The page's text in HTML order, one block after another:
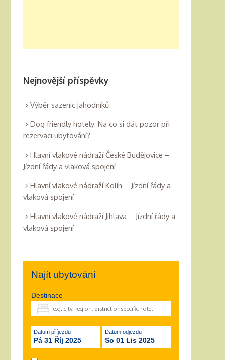
Nejnovější příspěvky
Výběr sazenic jahodníků
Dog friendly hotely: Na co si dát pozor při
rezervaci ubytování?
Hlavní vlakové nádraží České Budějovice –
Jízdní řády a vlaková spojení
Hlavní vlakové nádraží Kolín – Jízdní řády a
vlaková spojení
Hlavní vlakové nádraží Jihlava – Jízdní řády a
vlaková spojení
Najít ubytování
Destinace
Datum příjezdu
Pá 31 Říj 2025
Datum odjezdu
So 01 Lis 2025